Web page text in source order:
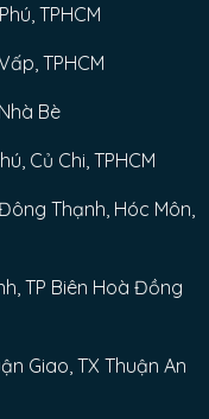
TPHCM
TPHCM
Bè
Củ Chi, TPHCM
Thạnh, Hóc Môn,
TP Biên Hoà Đồng
Giao, TX Thuận An